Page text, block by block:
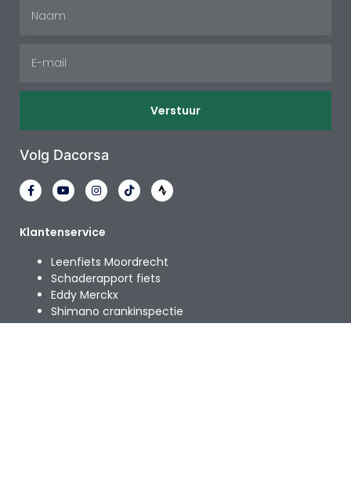
Verstuur
Volg Dacorsa
Klantenservice
Leenfiets Moordrecht
Schaderapport fiets
Eddy Merckx
Shimano crankinspectie
Bikefitting moordrecht